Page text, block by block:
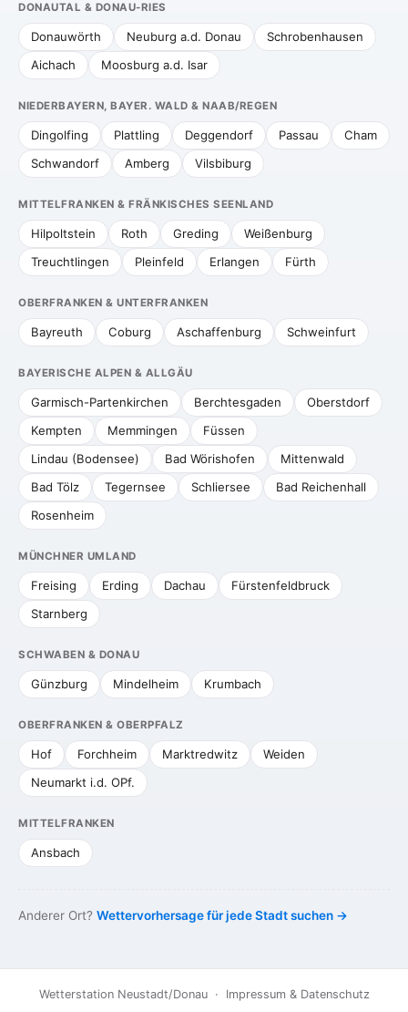
DONAUTAL & DONAU-RIES
Donauwörth Neuburg a.d. Donau
Schrobenhausen
Aichach
Moosburg a.d. Isar
NIEDERBAYERN, BAYER. WALD & NAAB/REGEN
Dingolfing Plattling Deggendorf Passau
Cham
Schwandorf
Amberg Vilsbiburg
MITTELFRANKEN & FRÄNKISCHES SEENLAND
Hilpoltstein Roth Greding
Weißenburg
Treuchtlingen
Pleinfeld Erlangen Fürth
OBERFRANKEN & UNTERFRANKEN
Bayreuth Coburg Aschaffenburg Schweinfurt
BAYERISCHE ALPEN & ALLGÄU
Garmisch-Partenkirchen Berchtesgaden
Oberstdorf
Kempten
Memmingen
Füssen
Lindau (Bodensee)
Bad Wörishofen
Mittenwald
Bad Tölz
Tegernsee Schliersee
Bad Reichenhall
Rosenheim
MÜNCHNER UMLAND
Freising Erding Dachau
Fürstenfeldbruck
Starnberg
SCHWABEN & DONAU
Günzburg Mindelheim Krumbach
OBERFRANKEN & OBERPFALZ
Hof Forchheim Marktredwitz
Weiden
Neumarkt i.d. OPf.
MITTELFRANKEN
Ansbach
Anderer Ort? Wettervorhersage für jede Stadt suchen →
Wetterstation Neustadt/Donau · Impressum & Datenschutz